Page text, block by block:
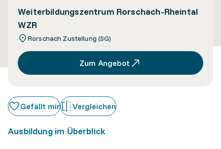
Weiterbildungszentrum Rorschach-Rheintal
WZR
Rorschach Zustellung (SG)
Zum Angebot
Gefällt mir Vergleichen
Ausbildung im Überblick